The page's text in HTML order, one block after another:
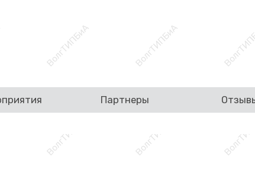
Партнеры